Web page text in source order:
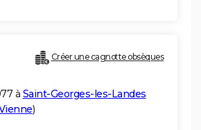
Créer une cagnotte obsèques
à Saint-Georges-les-Landes
)